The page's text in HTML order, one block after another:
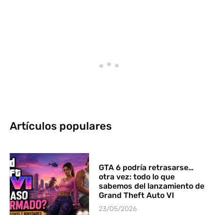
Artículos populares
GTA 6 podría retrasarse…
otra vez: todo lo que
sabemos del lanzamiento de
Grand Theft Auto VI
23/05/2026